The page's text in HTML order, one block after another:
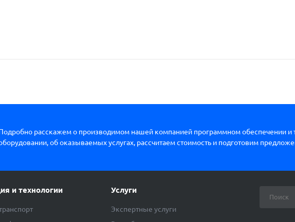
расскажем о производимом нашей компанией программном обеспечении и
об оказываемых услугах, рассчитаем стоимость и подготовим
и технологии Услуги
Экспертные услуги